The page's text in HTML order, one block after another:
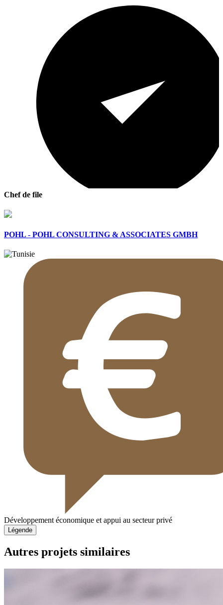
Chef de file
POHL - POHL CONSULTING & ASSOCIATES GMBH
Développement économique et appui au secteur privé
Légende
Autres projets similaires